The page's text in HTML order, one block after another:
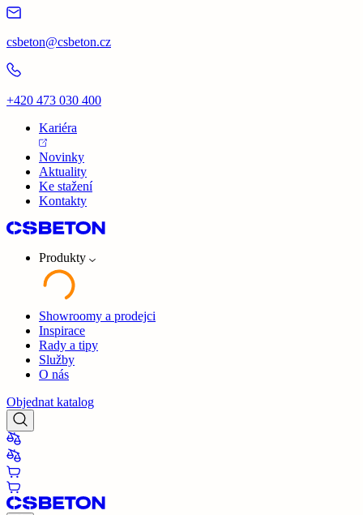
csbeton@csbeton.cz
+420 473 030 400
Kariéra
Novinky
Aktuality
Ke stažení
Kontakty
Produkty
Showroomy a prodejci
Inspirace
Rady a tipy
Služby
O nás
Objednat katalog